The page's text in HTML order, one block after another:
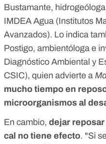
Bustamante,
IMDEA Agua (Institutos
Avanzados). Lo indica
Postigo, ambientóloga e
Diagnóstico Ambiental y
CSIC), quien advierte a
mucho tiempo en
microorganismos al
En cambio, dejar
cal no tiene efecto. "Si